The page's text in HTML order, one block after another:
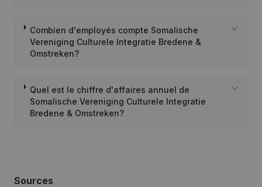
Combien d'employés compte Somalische
Vereniging Culturele Integratie Bredene &
Omstreken?
Quel est le chiffre d'affaires annuel de
Somalische Vereniging Culturele Integratie
Bredene & Omstreken?
Sources